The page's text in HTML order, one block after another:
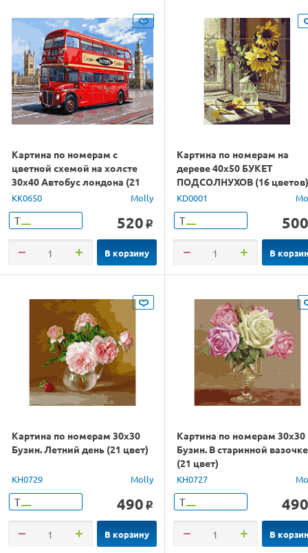
Картина по номерам с
цветной схемой на холсте
30х40 Автобус лондона (21
цвет)
KK0650 Molly
Т 520 o
В корзину
Картина по номерам на
дереве 40х50 БУКЕТ
ПОДСОЛНУХОВ (16 цветов)
KD0001
Т 500
В
Картина по номерам 30х30
Бузин. Летний день (21 цвет)
KH0729 Molly
Т 490 o
В корзину
Картина по номерам 30х30
Бузин. В старинной вазочке
(21 цвет)
KH0727
Т 490
В